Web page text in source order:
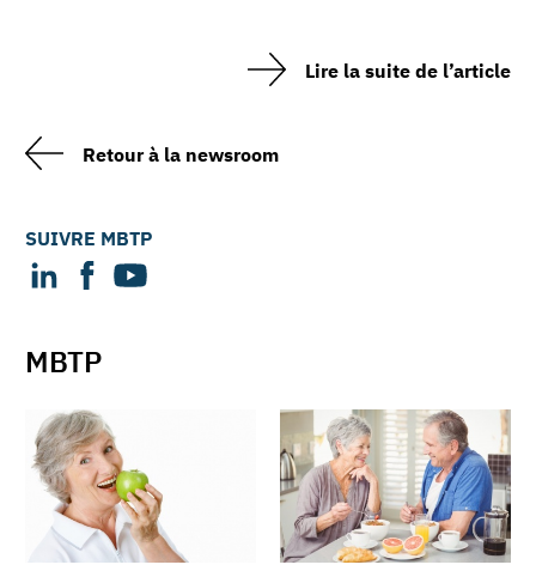
Lire la suite de l’article
Retour à la newsroom
SUIVRE MBTP
MBTP